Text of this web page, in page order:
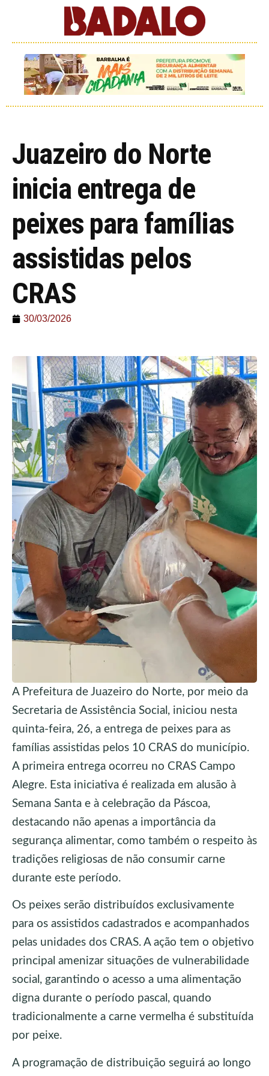
Juazeiro do Norte
inicia entrega de
peixes para famílias
assistidas pelos
CRAS
30/03/2026
A Prefeitura de Juazeiro do Norte, por meio da
Secretaria de Assistência Social, iniciou nesta
quinta-feira, 26, a entrega de peixes para as
famílias assistidas pelos 10 CRAS do município.
A primeira entrega ocorreu no CRAS Campo
Alegre. Esta iniciativa é realizada em alusão à
Semana Santa e à celebração da Páscoa,
destacando não apenas a importância da
segurança alimentar, como também o respeito às
tradições religiosas de não consumir carne
durante este período.
Os peixes serão distribuídos exclusivamente
para os assistidos cadastrados e acompanhados
pelas unidades dos CRAS. A ação tem o objetivo
principal amenizar situações de vulnerabilidade
social, garantindo o acesso a uma alimentação
digna durante o período pascal, quando
tradicionalmente a carne vermelha é substituída
por peixe.
A programação de distribuição seguirá ao longo